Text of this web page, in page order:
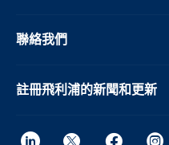
聯絡我們
註冊飛利浦的新聞和更新